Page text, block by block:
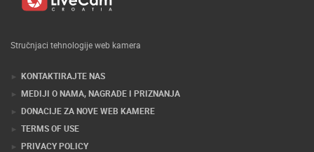
Stručnjaci tehnologije web kamera
KONTAKTIRAJTE NAS
MEDIJI O NAMA, NAGRADE I PRIZNANJA
DONACIJE ZA NOVE WEB KAMERE
TERMS OF USE
PRIVACY POLICY